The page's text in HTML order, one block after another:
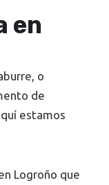
en
o
de
estamos
Logroño que